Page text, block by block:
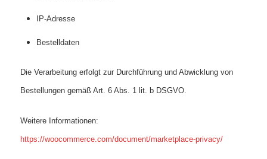
IP-Adresse
Bestelldaten
Die Verarbeitung erfolgt zur Durchführung und Abwicklung von
Bestellungen gemäß Art. 6 Abs. 1 lit. b DSGVO.
Weitere Informationen:
https://woocommerce.com/document/marketplace-privacy/